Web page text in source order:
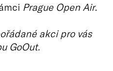
Prague Open Air.
akci pro vás
GoOut.